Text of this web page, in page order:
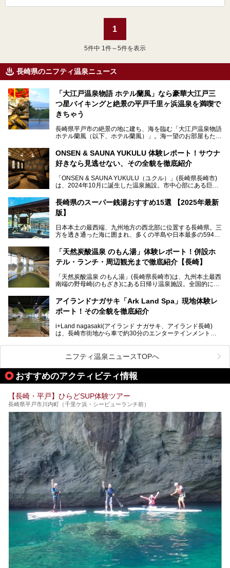
1
5件中 1件～5件を表示
長崎県のニフティ温泉ニュース
「大江戸温泉物語 ホテル蘭風」なら豪華大江戸三
つ星バイキングと絶景の平戸千里ヶ浜温泉を満喫で
きちゃう
長崎県平戸市の絶景の地に建ち、海を臨む「大江戸温泉物語
ホテル蘭風（以下、ホテル蘭風）」。海一望のお部屋もたく
三つ星バイキング」がスタート！早速現地で体験してきまし
た。
ークなどおススメのポイントがたっぷりです！周辺観光情報
も含めてご紹介します。
───
提供元：大江戸温泉物語ホテルズ＆リゾーツ株式会社【P
R】
ONSEN & SAUNA YUKULU 体験レポート！サウナ
好きなら見逃せない、その全貌を徹底紹介
「ONSEN & SAUNA YUKULU（ユクル）」(長崎県長崎市)
は、2024年10月に誕生した温泉施設。市中心部にある巨大
当初から多くのサウナ―やスパ好きに注目されています。
そこで今回は、ニフティ温泉ライターである筆者が現地体
験。天然温泉・サウナ・水風呂・別途有料のプレミアムサウ
介します！
長崎県のスーパー銭湯おすすめ15選 【2025年最新
版】
日本本土の最西端、九州地方の西北部に位置する長崎県。三
方を透き通った海に囲まれ、多くの半島や日本最多の594も
しい景観の宝庫です。
長崎県にあるスーパー銭湯にも、長崎ならではの景観を存分
に楽しめる施設がいくつも見られます。眺望自慢が多い長崎
ましょう。
「天然炭酸温泉 のもん湯」体験レポート！併設ホ
テル・ランチ・周辺観光まで徹底紹介【長崎】
「天然炭酸温泉 のもん湯」(長崎県長崎市)は、九州本土最西
南端の野母崎(のもざき)にある日帰り温泉施設。全国的にも
多くの温泉ファンに親しまれています。
今回は、地元九州在住のニフティ温泉ライターである筆者が
大浴場をはじめ、併設のホテル「Nomon長崎」・食事(ラン
チ)・おすすめの周辺観光まで、それらの全貌を徹底紹介し
───
この記事は天然炭酸温泉 のもん湯のPRレポート記事です。
アイランドナガサキ「Ark Land Spa」現地体験レ
ポート！その全貌を徹底紹介
i+Land nagasaki(アイランド ナガサキ、アイランド長崎)
は、長崎市街地から車で約30分のエンターテインメントリ
んのこと多彩なアクティビティが楽しめ、到底一日では遊び
尽くせない程！ 中でも注目すべきは、日帰り可能な3つのス
パ施設です。
験し、3つのスパ施設に焦点を当て、その全貌を徹底紹介。
本編では、i+Land nagasakiのSPAの中核的施設ともいえる
「Ark Land Spa」をご紹介します。
ニフティ温泉ニュースTOPへ
おすすめのアクティビティ情報
【長崎・平戸】ひらどSUP体験ツアー
長崎県平戸市川内町（千里ケ浜・シービューランチ前）